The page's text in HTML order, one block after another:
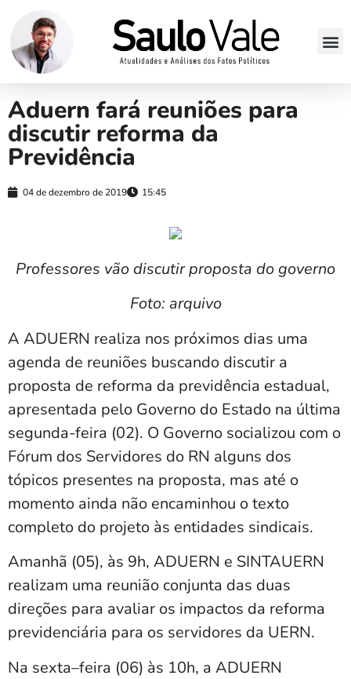
Aduern fará reuniões para
discutir reforma da
Previdência
04 de dezembro de 2019 15:45
Professores vão discutir proposta do governo
Foto: arquivo
A ADUERN realiza nos próximos dias uma
agenda de reuniões buscando discutir a
proposta de reforma da previdência estadual,
apresentada pelo Governo do Estado na última
segunda-feira (02). O Governo socializou com o
Fórum dos Servidores do RN alguns dos
tópicos presentes na proposta, mas até o
momento ainda não encaminhou o texto
completo do projeto às entidades sindicais.
Amanhã (05), às 9h, ADUERN e SINTAUERN
realizam uma reunião conjunta das duas
direções para avaliar os impactos da reforma
previdenciária para os servidores da UERN.
Na sexta–feira (06) às 10h, a ADUERN